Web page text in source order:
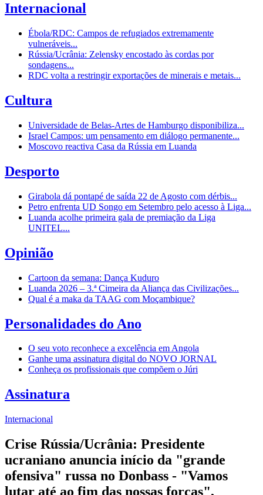
Internacional
Ébola/RDC: Campos de refugiados extremamente
vulneráveis...
Rússia/Ucrânia: Zelensky encostado às cordas por
sondagens...
RDC volta a restringir exportações de minerais e metais...
Cultura
Universidade de Belas-Artes de Hamburgo disponibiliza...
Israel Campos: um pensamento em diálogo permanente...
Moscovo reactiva Casa da Rússia em Luanda
Desporto
Girabola dá pontapé de saída 22 de Agosto com dérbis...
Petro enfrenta UD Songo em Setembro pelo acesso à Liga...
Luanda acolhe primeira gala de premiação da Liga
UNITEL...
Opinião
Cartoon da semana: Dança Kuduro
Luanda 2026 – 3.ª Cimeira da Aliança das Civilizações...
Qual é a maka da TAAG com Moçambique?
Personalidades do Ano
O seu voto reconhece a excelência em Angola
Ganhe uma assinatura digital do NOVO JORNAL
Conheça os profissionais que compõem o Júri
Assinatura
Internacional
Crise Rússia/Ucrânia: Presidente
ucraniano anuncia início da "grande
ofensiva" russa no Donbass - "Vamos
lutar até ao fim das nossas forças",